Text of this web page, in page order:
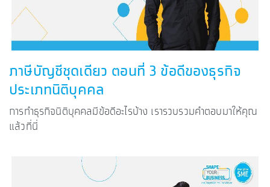
ภาษีบัญชีชุดเดียว ตอนที่ 3 ข้อดีของธุรกิจ
ประเภทนิติบุคคล
การทำธุรกิจนิติบุคคลมีข้อดีอะไรบ้าง เรารวบรวมคำตอบมาให้คุณ
แล้วที่นี่